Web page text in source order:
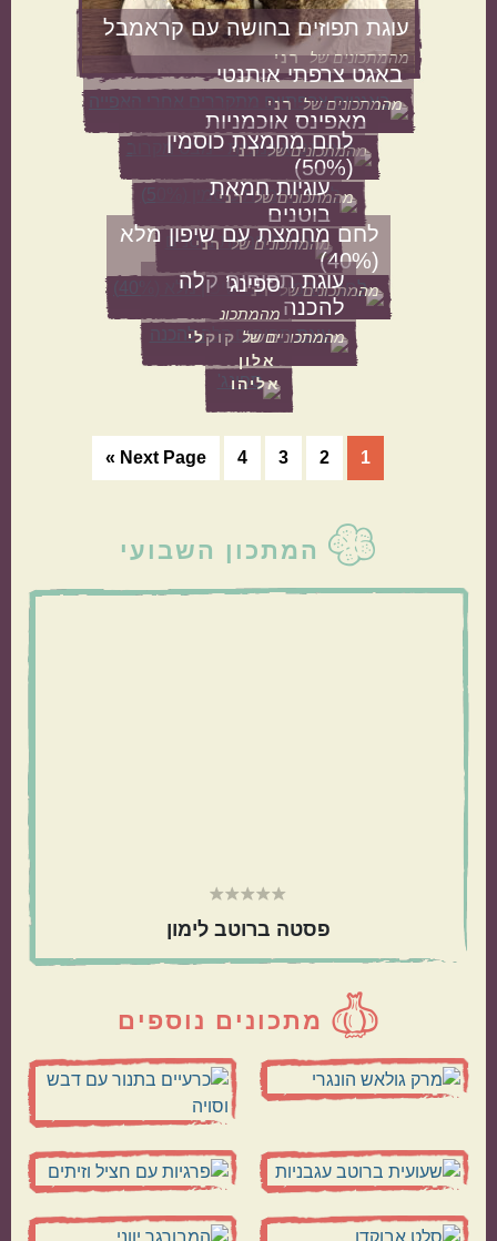
עוגת תפוזים בחושה עם קראמבל
מהמתכונים של רני
באגט צרפתי אותנטי
מהמתכונים של רני
מאפינס אוכמניות
מהמתכונים של רני
לחם מחמצת כוסמין
(50%)
מהמתכונים של רני
עוגיות חמאת
בוטנים
מהמתכונים של רני
לחם מחמצת עם שיפון מלא
(40%)
מהמתכונים של רני
עוגת תפוחים קלה
להכנה
מהמתכונים של קוקלי
ספינג’
מהמתכונ
ים של
אלון
אליהו
עמוד1 עמוד
2 עמוד
3 עמוד
4
Go
to
Next Page »
צדדי
ראשי
המתכון השבועי
פסטה ברוטב לימון
מתכונים נוספים
מנות שמוכנות מהר
מתכונים שילדים
אוהבים
הכול בסיר אחד מתאימות כמתנה